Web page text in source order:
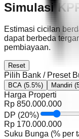
Simulasi
Estimasi cicilan
dapat berbeda
pembiayaan.
Reset
Pilih Bank / Preset
BCA (5.5%) Mandiri
Harga Properti
Rp 850.000.000
DP (20%)
Rp 170.000.000
Suku Bunga (% per